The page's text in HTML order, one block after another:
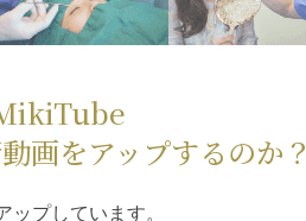
画をアップするのか？
ップしています。